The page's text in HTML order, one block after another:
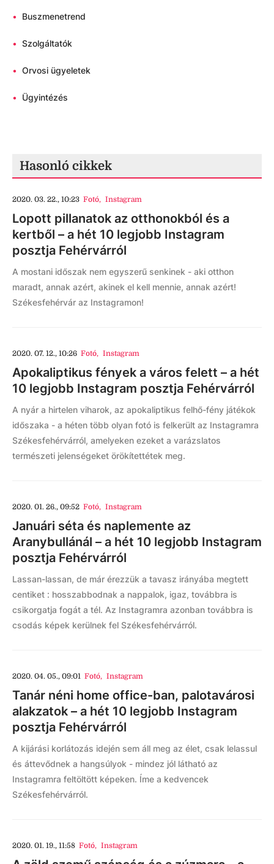
• Buszmenetrend
• Szolgáltatók
• Orvosi ügyeletek
• Ügyintézés
Hasonló cikkek
2020. 03. 22., 10:23 Fotó, Instagram
Lopott pillanatok az otthonokból és a
kertből – a hét 10 legjobb Instagram
posztja Fehérvárról
A mostani időszak nem egyszerű senkinek - aki otthon
maradt, annak azért, akinek el kell mennie, annak azért!
Székesfehérvár az Instagramon!
2020. 07. 12., 10:26 Fotó, Instagram
Apokaliptikus fények a város felett – a hét
10 legjobb Instagram posztja Fehérvárról
A nyár a hirtelen viharok, az apokaliptikus felhő-fény játékok
időszaka - a héten több olyan fotó is felkerült az Instagramra
Székesfehérvárról, amelyeken ezeket a varázslatos
természeti jelenségeket örökítettétek meg.
2020. 01. 26., 09:52 Fotó, Instagram
Januári séta és naplemente az
Aranybullánál – a hét 10 legjobb Instagram
posztja Fehérvárról
Lassan-lassan, de már érezzük a tavasz irányába megtett
centiket : hosszabbodnak a nappalok, igaz, továbbra is
csikorgatja fogát a tél. Az Instagramra azonban továbbra is
csodás képek kerülnek fel Székesfehérvárról.
2020. 04. 05., 09:01 Fotó, Instagram
Tanár néni home office-ban, palotavárosi
alakzatok – a hét 10 legjobb Instagram
posztja Fehérvárról
A kijárási korlátozás idején sem áll meg az élet, csak lelassul
és áttevődnek a hangsúlyok - mindez jól látható az
Instagramra feltöltött képeken. Íme a kedvencek
Székesfehérvárról.
2020. 01. 19., 11:58 Fotó, Instagram